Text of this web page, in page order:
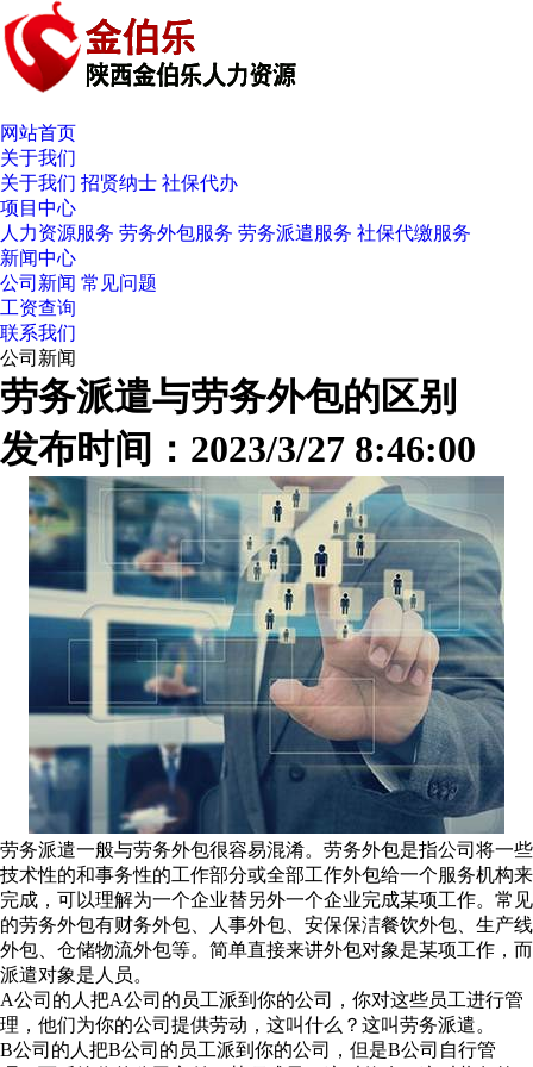
网站首页
关于我们
关于我们 招贤纳士 社保代办
项目中心
人力资源服务 劳务外包服务 劳务派遣服务 社保代缴服务
新闻中心
公司新闻 常见问题
工资查询
联系我们
公司新闻
劳务派遣与劳务外包的区别
发布时间：2023/3/27 8:46:00
劳务派遣一般与劳务外包很容易混淆。劳务外包是指公司将一些
技术性的和事务性的工作部分或全部工作外包给一个服务机构来
完成，可以理解为一个企业替另外一个企业完成某项工作。常见
的劳务外包有财务外包、人事外包、安保保洁餐饮外包、生产线
外包、仓储物流外包等。简单直接来讲外包对象是某项工作，而
派遣对象是人员。
A公司的人把A公司的员工派到你的公司，你对这些员工进行管
理，他们为你的公司提供劳动，这叫什么？这叫劳务派遣。
B公司的人把B公司的员工派到你的公司，但是B公司自行管